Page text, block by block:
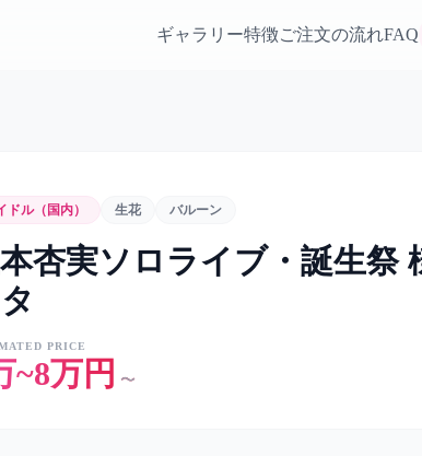
ギャラリー特徴ご注文の流れFAQ
ドル（国内） 生花 バルーン
杏実ソロライブ・誕生祭
PRICE
~8万円 〜